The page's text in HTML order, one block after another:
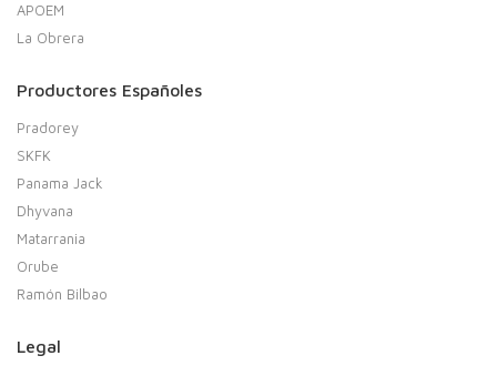
APOEM
La Obrera
Productores Españoles
Pradorey
SKFK
Panama Jack
Dhyvana
Matarrania
Orube
Ramón Bilbao
Legal